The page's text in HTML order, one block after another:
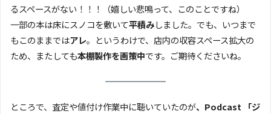
るスペースがない！！！（嬉しい悲鳴って、このことですね）
一部の本は床にスノコを敷いて平積みしました。でも、いつまで
もこのままではアレ。というわけで、店内の収容スペース拡大の
ため、またしても本棚製作を画策中です。ご期待くださいね。
ところで、査定や値付け作業中に聴いていたのが、Podcast 「ジ